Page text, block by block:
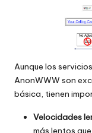
Aunque los
AnonWWW son
básica, tienen
Velocidades
más lentos